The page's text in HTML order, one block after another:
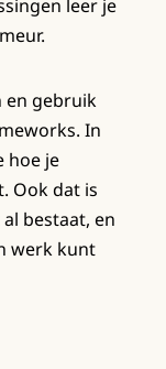
leer je
en gebruik
In
hoe je
Ook dat is
bestaat, en
werk kunt